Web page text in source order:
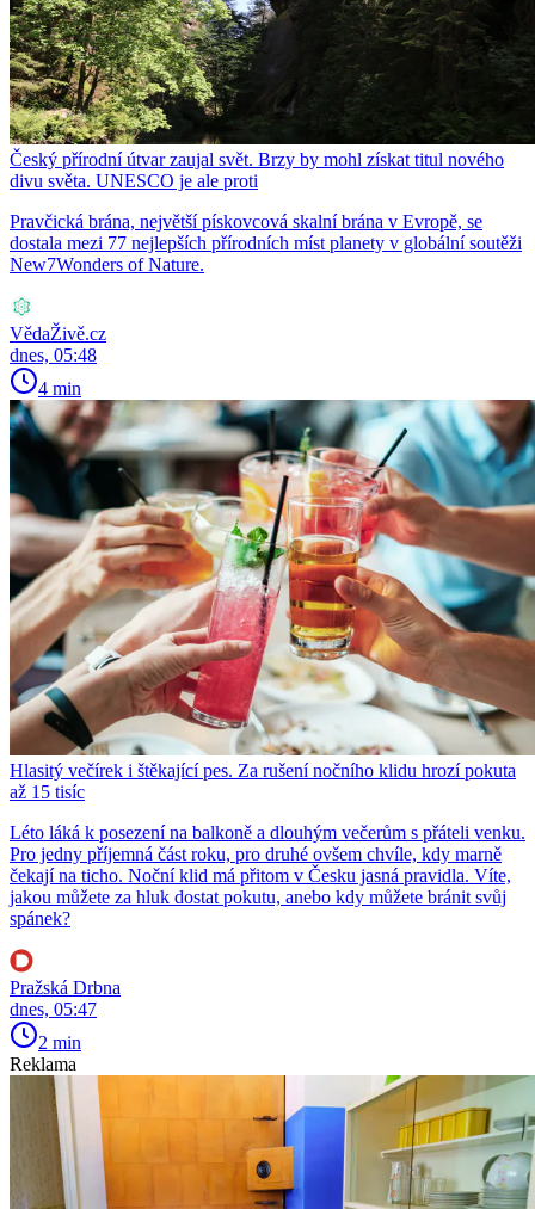
Český přírodní útvar zaujal svět. Brzy by mohl získat titul nového
divu světa. UNESCO je ale proti
Pravčická brána, největší pískovcová skalní brána v Evropě, se
dostala mezi 77 nejlepších přírodních míst planety v globální soutěži
New7Wonders of Nature.
VědaŽivě.cz
dnes, 05:48
4 min
Hlasitý večírek i štěkající pes. Za rušení nočního klidu hrozí pokuta
až 15 tisíc
Léto láká k posezení na balkoně a dlouhým večerům s přáteli venku.
Pro jedny příjemná část roku, pro druhé ovšem chvíle, kdy marně
čekají na ticho. Noční klid má přitom v Česku jasná pravidla. Víte,
jakou můžete za hluk dostat pokutu, anebo kdy můžete bránit svůj
spánek?
Pražská Drbna
dnes, 05:47
2 min
Reklama